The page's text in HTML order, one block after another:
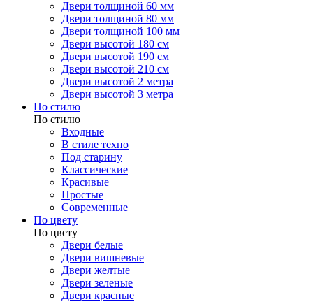
Двери толщиной 60 мм
Двери толщиной 80 мм
Двери толщиной 100 мм
Двери высотой 180 см
Двери высотой 190 см
Двери высотой 210 см
Двери высотой 2 метра
Двери высотой 3 метра
По стилю
По стилю
Входные
В стиле техно
Под старину
Классические
Красивые
Простые
Современные
По цвету
По цвету
Двери белые
Двери вишневые
Двери желтые
Двери зеленые
Двери красные